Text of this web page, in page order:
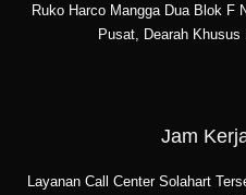
Ruko Harco Mangga Dua Blok F
Pusat, Dearah Khusus
Jam
Layanan Call Center Solahart